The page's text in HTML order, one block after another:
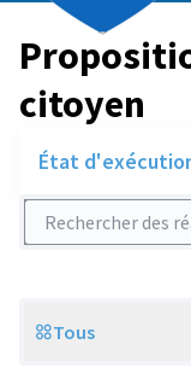
citoyen
État
Rechercher des
Scope
Tous